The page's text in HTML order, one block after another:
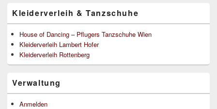
Kleiderverleih & Tanzschuhe
House of Dancing – Pflugers Tanzschuhe Wien
Kleiderverleih Lambert Hofer
Kleiderverleih Rottenberg
Verwaltung
Anmelden